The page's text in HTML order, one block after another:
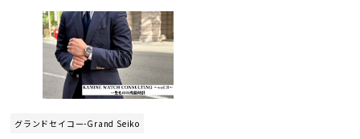
グランドセイコー-Grand Seiko